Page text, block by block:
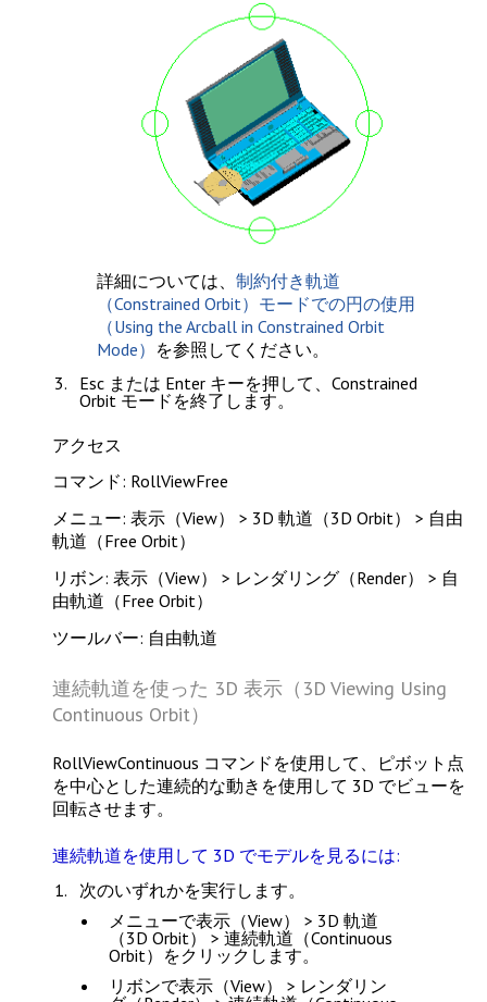
詳細については、制約付き軌道
（Constrained Orbit）モードでの円の使用
（Using the Arcball in Constrained Orbit
Mode） を参照してください。
Esc または Enter キーを押して、Constrained
Orbit モードを終了します。
アクセス
コマンド: RollViewFree
メニュー: 表示（View） > 3D 軌道（3D Orbit） > 自由
軌道（Free Orbit）
リボン: 表示（View） > レンダリング（Render） > 自
由軌道（Free Orbit）
ツールバー: 自由軌道
連続軌道を使った 3D 表示（3D Viewing Using
Continuous Orbit）
RollViewContinuous コマンドを使用して、ピボット点
を中心とした連続的な動きを使用して 3D でビューを
回転させます。
連続軌道を使用して 3D でモデルを見るには:
次のいずれかを実行します。
メニューで表示（View） > 3D 軌道
（3D Orbit） > 連続軌道（Continuous
Orbit） をクリックします。
リボンで表示（View） > レンダリン